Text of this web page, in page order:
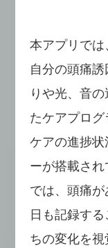
本アプリで
自分の頭痛
りや光、音
たケアプロ
ケアの進捗
ーが搭載さ
では、頭痛
日も記録す
ちの変化を